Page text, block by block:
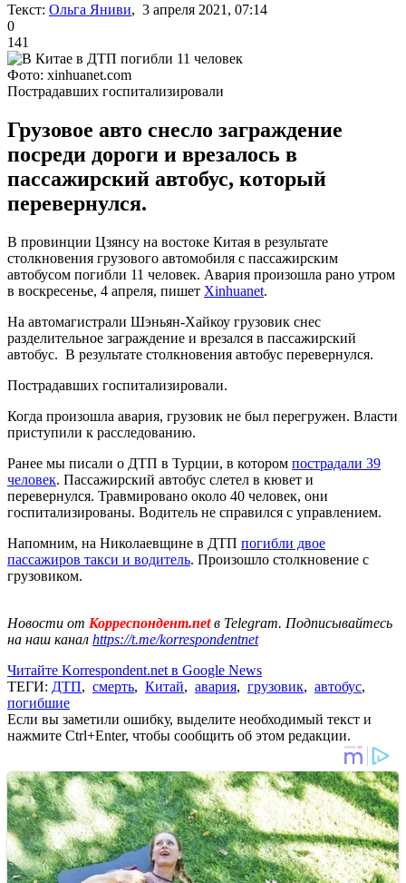
Текст: Ольга Яниви, 3 апреля 2021, 07:14
0
141
Фото: xinhuanet.com
Пострадавших госпитализировали
Грузовое авто снесло заграждение
посреди дороги и врезалось в
пассажирский автобус, который
перевернулся.
В провинции Цзянсу на востоке Китая в результате
столкновения грузового автомобиля с пассажирским
автобусом погибли 11 человек. Авария произошла рано утром
в воскресенье, 4 апреля, пишет Xinhuanet.
На автомагистрали Шэньян-Хайкоу грузовик снес
разделительное заграждение и врезался в пассажирский
автобус. В результате столкновения автобус перевернулся.
Пострадавших госпитализировали.
Когда произошла авария, грузовик не был перегружен. Власти
приступили к расследованию.
Ранее мы писали о ДТП в Турции, в котором пострадали 39
человек. Пассажирский автобус слетел в кювет и
перевернулся. Травмировано около 40 человек, они
госпитализированы. Водитель не справился с управлением.
Напомним, на Николаевщине в ДТП погибли двое
пассажиров такси и водитель. Произошло столкновение с
грузовиком.
Новости от Корреспондент.netв Telegram. Подписывайтесь
на наш канал https://t.me/korrespondentnet
Читайте Korrespondent.net в Google News
ТЕГИ: ДТП, смерть, Китай, авария, грузовик, автобус,
погибшие
Если вы заметили ошибку, выделите необходимый текст и
нажмите Ctrl+Enter, чтобы сообщить об этом редакции.